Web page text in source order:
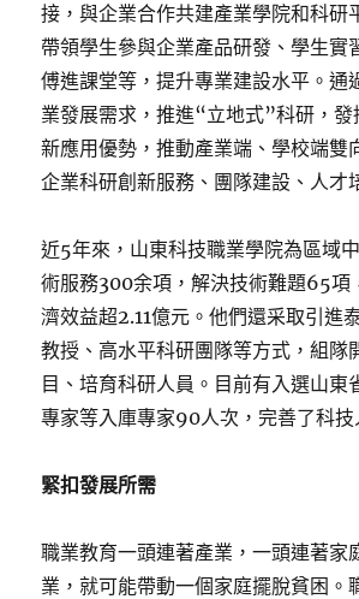
接，與企業合作共建產業學院和科研
帶領學生參與企業產品研發、學生實
傅進課堂等，提升專業建設水平。通
業發展需求，推進“立地式”科研，發
新應用優勢，推動產業端、學校端雙
企業科研創新服務、團隊建設、人才
近5年來，山東科技職業學院為區域
術服務300余項，解決技術難題65項
濟效益超2.11億元。他們還采取引進
教授、高水平科研團隊等方式，組隊
目、培育科研人員。目前有入選山東
專家等入庫專家90人次，完善了科技
緊扣發展所需
職業教育一頭連著產業，一頭連著家
業，就可能帶動一個家庭擺脫貧困。